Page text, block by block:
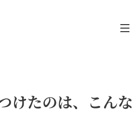
けたのは、こんな